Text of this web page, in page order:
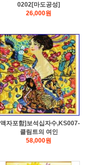
0202[마도공성]
26,000원
자포함]보석십자수,KS007-
클림트의 여인
58,000원